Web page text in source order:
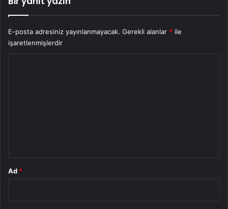
E-posta adresiniz yayınlanmayacak. Gerekli alanlar * ile
işaretlenmişlerdir
Ad *